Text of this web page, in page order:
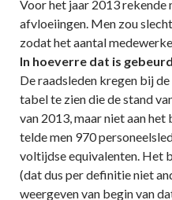
Voor het jaar 2013 rekende
afvloeiingen. Men zou
zodat het aantal
In hoeverre dat is
De raadsleden kregen bij
tabel te zien die de stand
van 2013, maar niet aan het
telde men 970
voltijdse equivalenten. Het
(dat dus per definitie niet
weergeven van begin van